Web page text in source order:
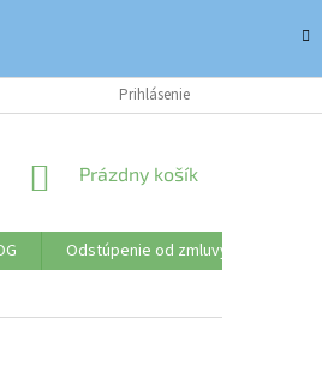
VRÁTENIE TOVARU
Prihlásenie
NÁKUPNÝ
Prázdny košík
Odstúpenie od zmluvy